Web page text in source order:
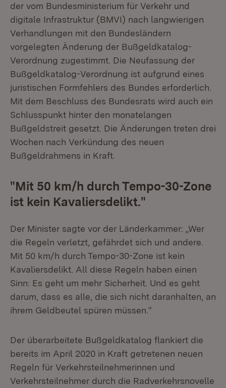
der vom Bundesministerium für Verkehr und
digitale Infrastruktur (BMVI) nach langwierigen
Verhandlungen mit den Bundesländern
vorgelegten Änderung der Bußgeldkatalog-
Verordnung zugestimmt. Die Neufassung der
Bußgeldkatalog-Verordnung ist aufgrund eines
juristischen Formfehlers des Bundes erforderlich.
Mit dem Beschluss des Bundesrats wird auch ein
Schlusspunkt hinter den monatelangen
Bußgeldstreit gesetzt. Die Änderungen treten drei
Wochen nach Verkündung des neuen
Bußgeldrahmens in Kraft.
"Mit 50 km/h durch Tempo-30-Zone
ist kein Kavaliersdelikt."
Der Minister sagte vor der Länderkammer: „Wer
die Regeln verletzt, gefährdet sich und andere.
Mit 50 km/h durch Tempo-30-Zone ist kein
Kavaliersdelikt. All diese Regeln haben einen
Sinn: Es geht um mehr Sicherheit. Und es geht
darum, dass es alle, die sich nicht daranhalten, an
ihrem Geldbeutel spüren müssen.“
Der überarbeitete Bußgeldkatalog flankiert die
bereits im April 2020 in Kraft getretenen neuen
Regeln für Verkehrsteilnehmerinnen und
Verkehrsteilnehmer durch die Radverkehrsnovelle